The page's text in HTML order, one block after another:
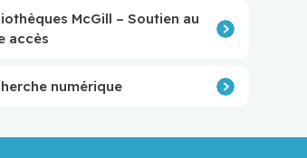
McGill – Soutien au
accès
numérique